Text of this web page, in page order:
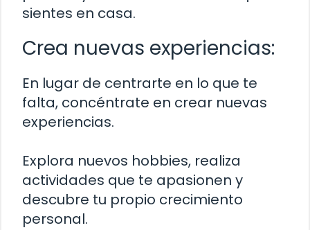
sientes en casa.
Crea nuevas experiencias:
En lugar de centrarte en lo que te
falta, concéntrate en crear nuevas
experiencias.
Explora nuevos hobbies, realiza
actividades que te apasionen y
descubre tu propio crecimiento
personal.